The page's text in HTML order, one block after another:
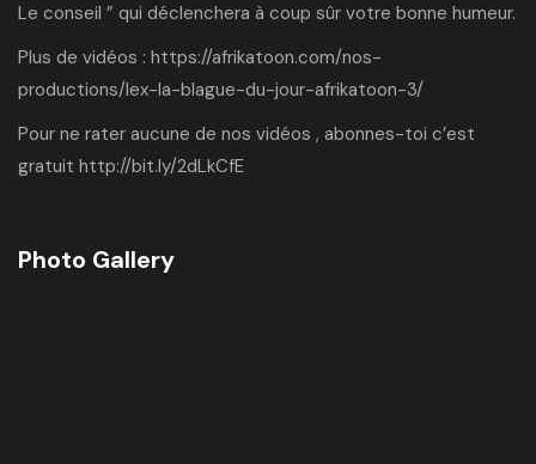
Le conseil ” qui déclenchera à coup sûr votre bonne humeur.
Plus de vidéos : https://afrikatoon.com/nos-
productions/lex-la-blague-du-jour-afrikatoon-3/
Pour ne rater aucune de nos vidéos , abonnes-toi c’est
gratuit http://bit.ly/2dLkCfE
Photo Gallery